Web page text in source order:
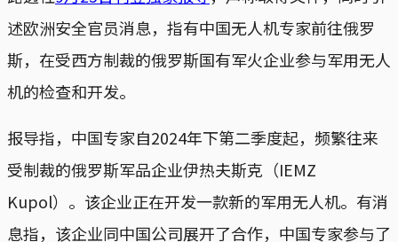
述欧洲安全官员消息，指有中国无人机专家前往俄罗
斯，在受西方制裁的俄罗斯国有军火企业参与军用无人
机的检查和开发。
报导指，中国专家自2024年下第二季度起，频繁往来
受制裁的俄罗斯军品企业伊热夫斯克（IEMZ
Kupol）。该企业正在开发一款新的军用无人机。有消
息指，该企业同中国公司展开了合作，中国专家参与了